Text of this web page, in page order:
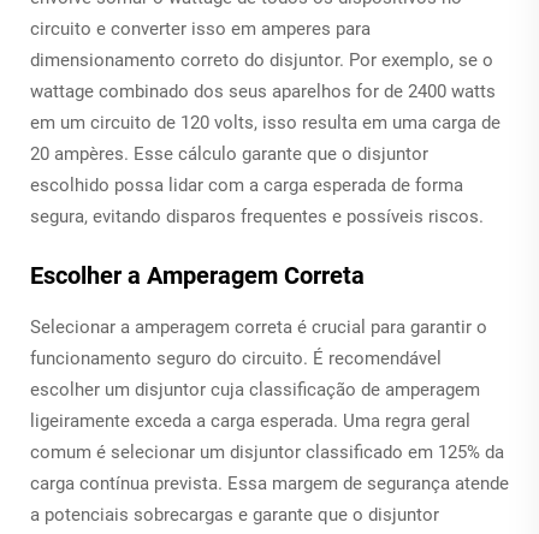
circuito e converter isso em amperes para
dimensionamento correto do disjuntor. Por exemplo, se o
wattage combinado dos seus aparelhos for de 2400 watts
em um circuito de 120 volts, isso resulta em uma carga de
20 ampères. Esse cálculo garante que o disjuntor
escolhido possa lidar com a carga esperada de forma
segura, evitando disparos frequentes e possíveis riscos.
Escolher a Amperagem Correta
Selecionar a amperagem correta é crucial para garantir o
funcionamento seguro do circuito. É recomendável
escolher um disjuntor cuja classificação de amperagem
ligeiramente exceda a carga esperada. Uma regra geral
comum é selecionar um disjuntor classificado em 125% da
carga contínua prevista. Essa margem de segurança atende
a potenciais sobrecargas e garante que o disjuntor